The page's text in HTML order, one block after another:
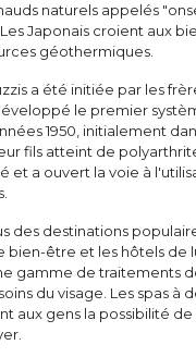
naturels appelés
Japonais croient aux
géothermiques.
a été initiée par les
le premier
1950, initialement
fils atteint de
a ouvert la voie à
des destinations
être et les hôtels de
gamme de traitements
du visage. Les spas à
aux gens la possibilité